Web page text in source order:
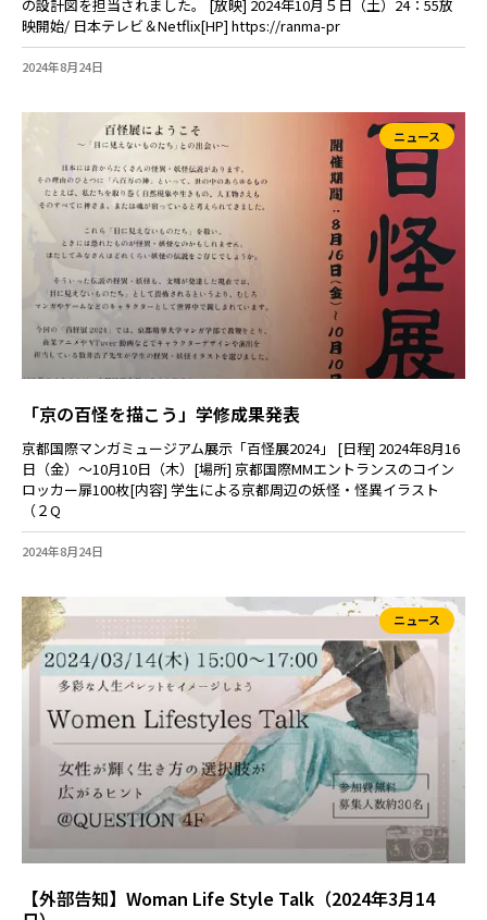
の設計図を担当されました。 [放映] 2024年10月５日（土）24：55放
映開始/ 日本テレビ＆Netflix[HP] https://ranma-pr
2024年8月24日
ニュース
「京の百怪を描こう」学修成果発表
京都国際マンガミュージアム展示「百怪展2024」 [日程] 2024年8月16
日（金）～10月10日（木）[場所] 京都国際MMエントランスのコイン
ロッカー扉100枚[内容] 学生による京都周辺の妖怪・怪異イラスト
（２Q
2024年8月24日
ニュース
【外部告知】Woman Life Style Talk（2024年3月14